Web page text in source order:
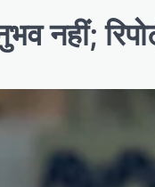
नहीं;